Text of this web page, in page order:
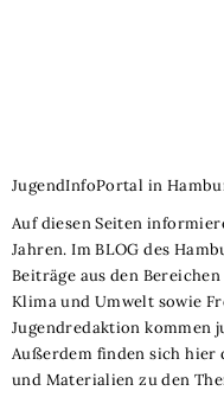
JugendInfoPortal in
Auf diesen Seiten
Jahren. Im BLOG des
Beiträge aus den
Klima und Umwelt sowie
Jugendredaktion kommen
Außerdem finden sich hier
und Materialien zu den